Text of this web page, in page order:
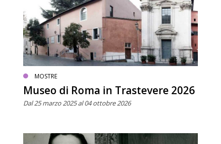
MOSTRE
Museo di Roma in Trastevere 2026
Dal 25 marzo 2025 al 04 ottobre 2026